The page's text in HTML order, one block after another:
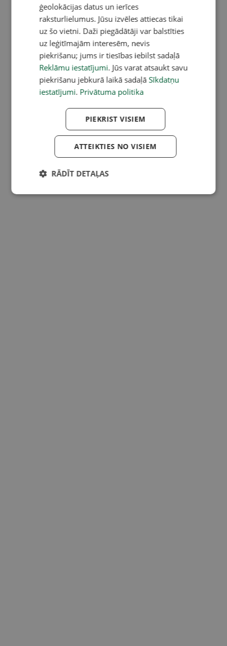
ģeolokācijas datus un ierīces
raksturlielumus. Jūsu izvēles attiecas tikai
uz šo vietni. Daži piegādātāji var balstīties
uz leģitīmajām interesēm, nevis
piekrišanu; jums ir tiesības iebilst sadaļā
Reklāmu iestatījumi. Jūs varat atsaukt savu
piekrišanu jebkurā laikā sadaļā Sīkdatņu
iestatījumi. Privātuma politika
PIEKRIST VISIEM
ATTEIKTIES NO VISIEM
RĀDĪT DETAĻAS